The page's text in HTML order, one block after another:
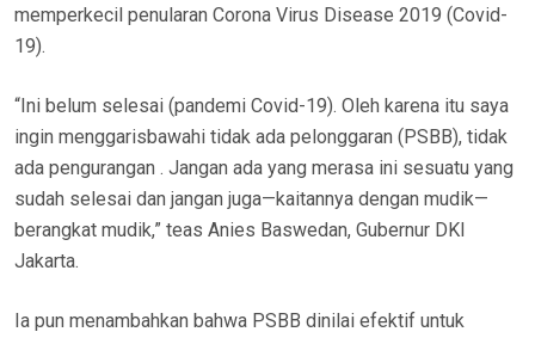
memperkecil penularan Corona Virus Disease 2019 (Covid-
19).
“Ini belum selesai (pandemi Covid-19). Oleh karena itu saya
ingin menggarisbawahi tidak ada pelonggaran (PSBB), tidak
ada pengurangan . Jangan ada yang merasa ini sesuatu yang
sudah selesai dan jangan juga—kaitannya dengan mudik—
berangkat mudik,” teas Anies Baswedan, Gubernur DKI
Jakarta.
Ia pun menambahkan bahwa PSBB dinilai efektif untuk